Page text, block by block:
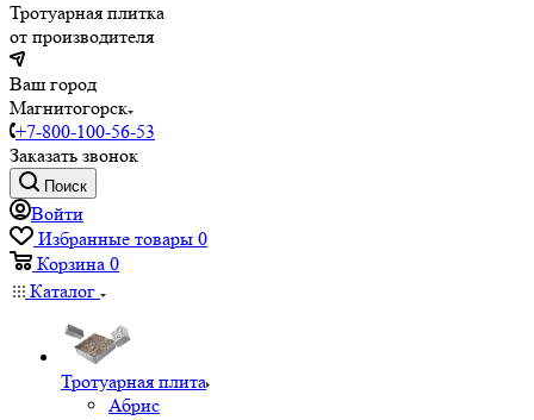
Тротуарная плитка
от производителя
Ваш город
Магнитогорск
+7-800-100-56-53
Заказать звонок
Поиск
Войти
Избранные товары 0
Корзина 0
Каталог
Тротуарная плита
Абрис